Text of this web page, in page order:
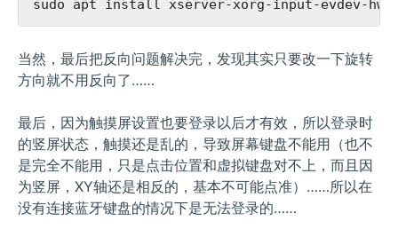
当然，最后把反向问题解决完，发现其实只要改一下旋转
方向就不用反向了……
最后，因为触摸屏设置也要登录以后才有效，所以登录时
的竖屏状态，触摸还是乱的，导致屏幕键盘不能用（也不
是完全不能用，只是点击位置和虚拟键盘对不上，而且因
为竖屏，XY轴还是相反的，基本不可能点准）……所以在
没有连接蓝牙键盘的情况下是无法登录的……